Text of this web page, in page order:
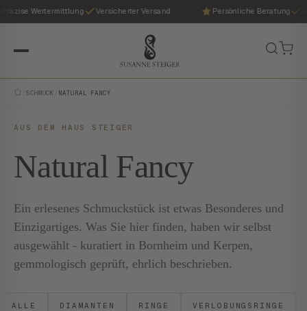
Wertermittlung Versicherter Versand Persönliche Beratung
SCHMUCK NATURAL FANCY
AUS DEM HAUS STEIGER
Natural Fancy
Ein erlesenes Schmuckstück ist etwas Besonderes und
Einzigartiges. Was Sie hier finden, haben wir selbst
ausgewählt - kuratiert in Bornheim und Kerpen,
gemmologisch geprüft, ehrlich beschrieben.
ALLE DIAMANTEN RINGE VERLOBUNGSRINGE